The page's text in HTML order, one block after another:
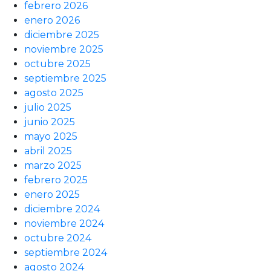
febrero 2026
enero 2026
diciembre 2025
noviembre 2025
octubre 2025
septiembre 2025
agosto 2025
julio 2025
junio 2025
mayo 2025
abril 2025
marzo 2025
febrero 2025
enero 2025
diciembre 2024
noviembre 2024
octubre 2024
septiembre 2024
agosto 2024